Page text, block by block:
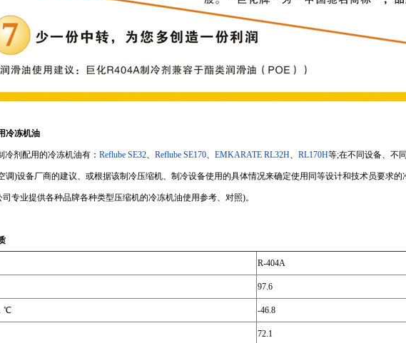
冷冻机油
冷剂配用的冷冻机油有： Reflube SE32、 Reflube SE170、 EMKARATE RL32H、 RL170H等;在不同设备、不
调)设备厂商的建议、或根据该制冷压缩机、制冷设备使用的具体情况来确定使用同等设计和技术员要求
专业提供各种品牌各种类型压缩机的冷冻机油使用参考、对照)。
R-404A
97.6
℃ -46.8
72.1